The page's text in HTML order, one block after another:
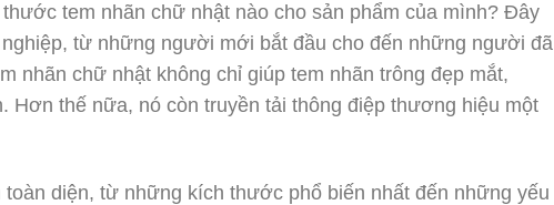
tem nhãn chữ nhật nào cho sản phẩm của mình? Đây
từ những người mới bắt đầu cho đến những người đã
nhãn chữ nhật không chỉ giúp tem nhãn trông đẹp mắt,
Hơn thế nữa, nó còn truyền tải thông điệp thương hiệu một
diện, từ những kích thước phổ biến nhất đến những yếu